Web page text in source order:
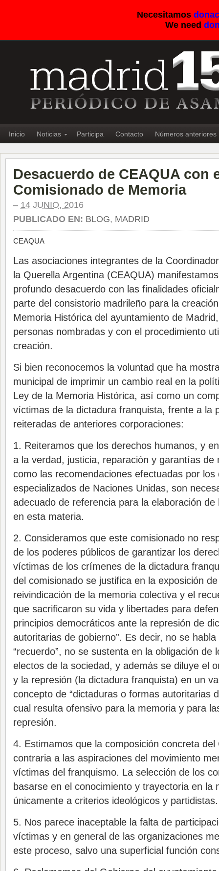
Necesitamos
We need
Inicio Noticias Participa Contacto Números anteriores
Desacuerdo de CEAQUA con
Comisionado de Memoria
– 14 JUNIO, 2016
PUBLICADO EN: BLOG, MADRID
CEAQUA
Las asociaciones integrantes de la
la Querella Argentina (CEAQUA)
profundo desacuerdo con las finalidades
parte del consistorio madrileño para la
Memoria Histórica del ayuntamiento de
personas nombradas y con el procedimiento
creación.
Si bien reconocemos la voluntad que ha
municipal de imprimir un cambio real en la
Ley de la Memoria Histórica, así como un
víctimas de la dictadura franquista, frente a la
reiteradas de anteriores corporaciones:
1. Reiteramos que los derechos humanos, y
a la verdad, justicia, reparación y garantías de
como las recomendaciones efectuadas por
especializados de Naciones Unidas, son
adecuado de referencia para la elaboración
en esta materia.
2. Consideramos que este comisionado no
de los poderes públicos de garantizar los
víctimas de los crímenes de la dictadura
del comisionado se justifica en la exposición
reivindicación de la memoria colectiva y el
que sacrificaron su vida y libertades para
principios democráticos ante la represión de
autoritarias de gobierno”. Es decir, no se
“recuerdo”, no se sustenta en la obligación de
electos de la sociedad, y además se diluye el
y la represión (la dictadura franquista) en un
concepto de “dictaduras o formas autoritarias
cual resulta ofensivo para la memoria y para
represión.
4. Estimamos que la composición concreta del
contraria a las aspiraciones del movimiento
víctimas del franquismo. La selección de los
basarse en el conocimiento y trayectoria en la
únicamente a criterios ideológicos y partidistas.
5. Nos parece inaceptable la falta de
víctimas y en general de las organizaciones
este proceso, salvo una superficial función